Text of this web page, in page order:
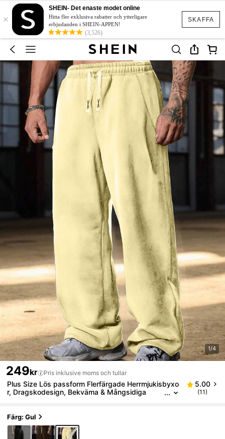
SKAFFA
×
SHEIN- Det enaste modet online
Hitta fler exklusiva rabatter och ytterligare
erbjudanden i SHEIN-APPEN!
(3,526)
1/4
249kr Pris inklusive moms och tullar
Plus Size Lös passform Flerfärgade Herrmjukisbyxo
r, Dragskodesign, Bekväma & Mångsidiga
5.00
(11)
Färg: Gul